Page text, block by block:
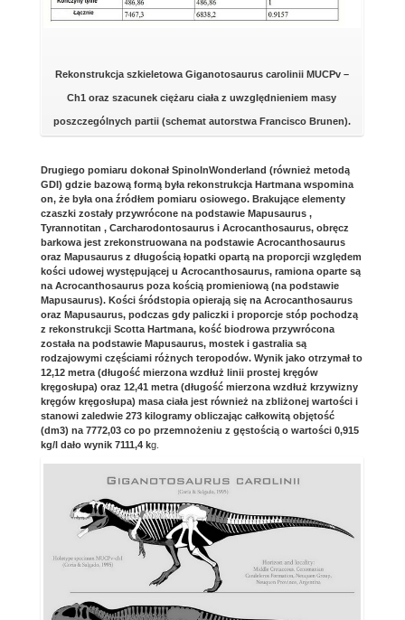
Rekonstrukcja szkieletowa Giganotosaurus carolinii MUCPv –
Ch1 oraz szacunek ciężaru ciała z uwzględnieniem masy
poszczególnych partii (schemat autorstwa Francisco Brunen).
Drugiego pomiaru dokonał SpinoInWonderland (również metodą
GDI) gdzie bazową formą była rekonstrukcja Hartmana wspomina
on, że była ona źródłem pomiaru osiowego. Brakujące elementy
czaszki zostały przywrócone na podstawie Mapusaurus ,
Tyrannotitan , Carcharodontosaurus i Acrocanthosaurus, obręcz
barkowa jest zrekonstruowana na podstawie Acrocanthosaurus
oraz Mapusaurus z długością łopatki opartą na proporcji względem
kości udowej występującej u Acrocanthosaurus, ramiona oparte są
na Acrocanthosaurus poza kością promieniową (na podstawie
Mapusaurus). Kości śródstopia opierają się na Acrocanthosaurus
oraz Mapusaurus, podczas gdy paliczki i proporcje stóp pochodzą
z rekonstrukcji Scotta Hartmana, kość biodrowa przywrócona
została na podstawie Mapusaurus, mostek i gastralia są
rodzajowymi częściami różnych teropodów. Wynik jako otrzymał to
12,12 metra (długość mierzona wzdłuż linii prostej kręgów
kręgosłupa) oraz 12,41 metra (długość mierzona wzdłuż krzywizny
kręgów kręgosłupa) masa ciała jest również na zbliżonej wartości i
stanowi zaledwie 273 kilogramy obliczając całkowitą objętość
(dm3) na 7772,03 co po przemnożeniu z gęstością o wartości 0,915
kg/l dało wynik 7111,4 kg.